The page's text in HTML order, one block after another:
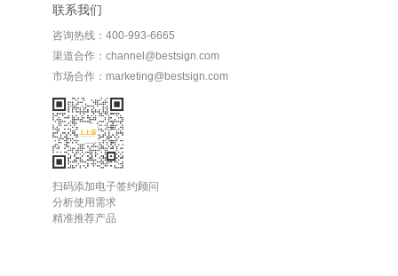
联系我们
咨询热线：400-993-6665
渠道合作：channel@bestsign.com
市场合作：marketing@bestsign.com
扫码添加电子签约顾问
分析使用需求
精准推荐产品